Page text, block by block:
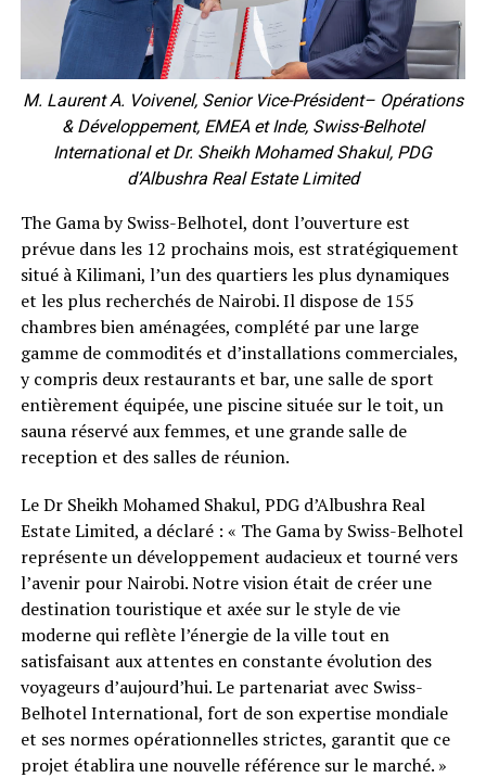
M. Laurent A. Voivenel, Senior Vice-Président– Opérations
& Développement, EMEA et Inde, Swiss-Belhotel
International et Dr. Sheikh Mohamed Shakul, PDG
d’Albushra Real Estate Limited
The Gama by Swiss-Belhotel, dont l’ouverture est
prévue dans les 12 prochains mois, est stratégiquement
situé à Kilimani, l’un des quartiers les plus dynamiques
et les plus recherchés de Nairobi. Il dispose de 155
chambres bien aménagées, complété par une large
gamme de commodités et d’installations commerciales,
y compris deux restaurants et bar, une salle de sport
entièrement équipée, une piscine située sur le toit, un
sauna réservé aux femmes, et une grande salle de
reception et des salles de réunion.
Le Dr Sheikh Mohamed Shakul, PDG d’Albushra Real
Estate Limited, a déclaré : « The Gama by Swiss-Belhotel
représente un développement audacieux et tourné vers
l’avenir pour Nairobi. Notre vision était de créer une
destination touristique et axée sur le style de vie
moderne qui reflète l’énergie de la ville tout en
satisfaisant aux attentes en constante évolution des
voyageurs d’aujourd’hui. Le partenariat avec Swiss-
Belhotel International, fort de son expertise mondiale
et ses normes opérationnelles strictes, garantit que ce
projet établira une nouvelle référence sur le marché. »